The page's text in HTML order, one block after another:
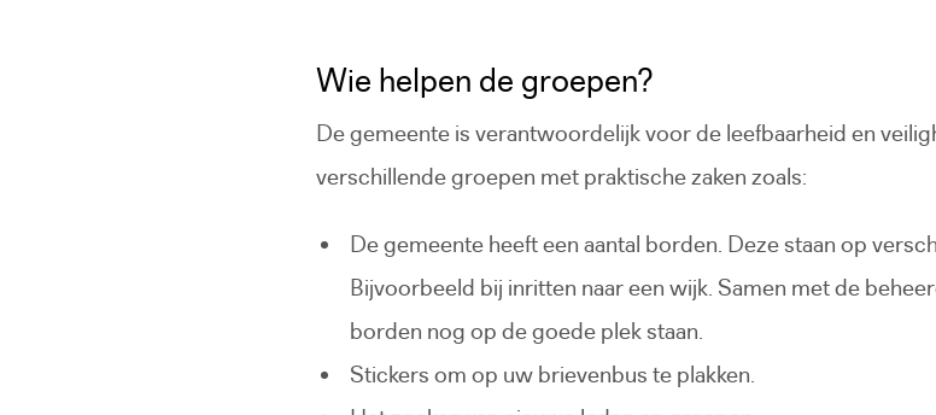
Wie helpen de groepen?
De gemeente is verantwoordelijk voor de leefbaarheid en
verschillende groepen met praktische zaken zoals:
De gemeente heeft een aantal borden. Deze staan op
Bijvoorbeeld bij inritten naar een wijk. Samen met de
borden nog op de goede plek staan.
Stickers om op uw brievenbus te plakken.